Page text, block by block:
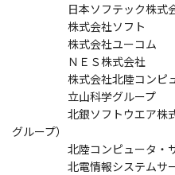
日本ソフテック株式
株式会社ソフト
株式会社ユーコム
ＮＥＳ株式会社
株式会社北陸コンピュー
立山科学グループ
北銀ソフトウエア株式会
グループ）
北陸コンピュータ・サ
北電情報システムサー